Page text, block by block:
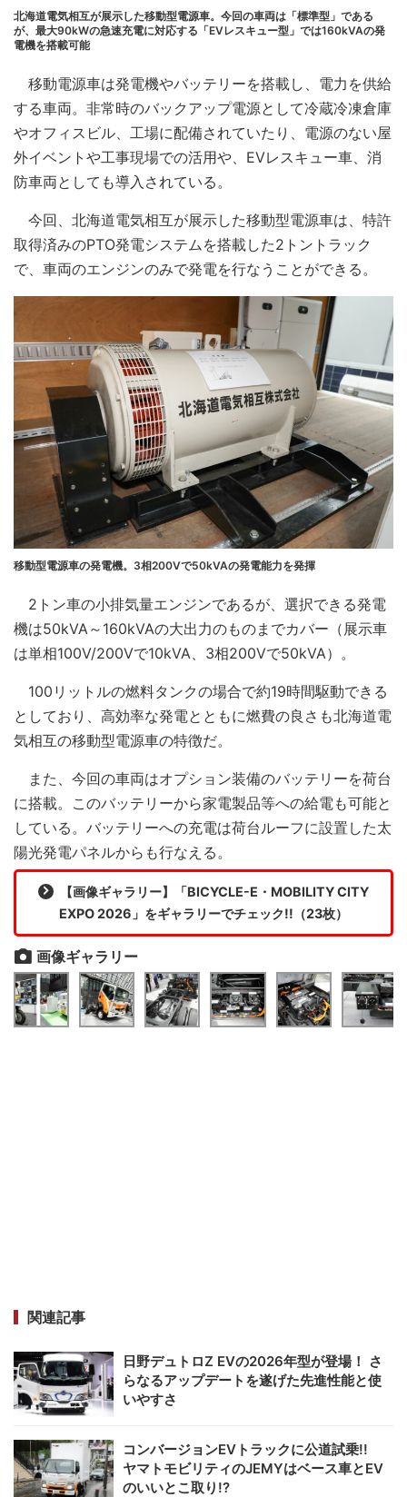
北海道電気相互が展示した移動型電源車。今回の車両は「標準型」である
が、最大90kWの急速充電に対応する「EVレスキュー型」では160kVAの発
電機を搭載可能
移動電源車は発電機やバッテリーを搭載し、電力を供給
する車両。非常時のバックアップ電源として冷蔵冷凍倉庫
やオフィスビル、工場に配備されていたり、電源のない屋
外イベントや工事現場での活用や、EVレスキュー車、消
防車両としても導入されている。
今回、北海道電気相互が展示した移動型電源車は、特許
取得済みのPTO発電システムを搭載した2トントラック
で、車両のエンジンのみで発電を行なうことができる。
移動型電源車の発電機。3相200Vで50kVAの発電能力を発揮
2トン車の小排気量エンジンであるが、選択できる発電
機は50kVA～160kVAの大出力のものまでカバー（展示車
は単相100V/200Vで10kVA、3相200Vで50kVA）。
100リットルの燃料タンクの場合で約19時間駆動できる
としており、高効率な発電とともに燃費の良さも北海道電
気相互の移動型電源車の特徴だ。
また、今回の車両はオプション装備のバッテリーを荷台
に搭載。このバッテリーから家電製品等への給電も可能と
している。バッテリーへの充電は荷台ルーフに設置した太
陽光発電パネルからも行なえる。
【画像ギャラリー】「BICYCLE-E・MOBILITY CITY
EXPO 2026」をギャラリーでチェック!!（23枚）
画像ギャラリー
関連記事
日野デュトロZ EVの2026年型が登場！ さ
らなるアップデートを遂げた先進性能と使
いやすさ
コンバージョンEVトラックに公道試乗!!
ヤマトモビリティのJEMYはベース車とEV
のいいとこ取り!?